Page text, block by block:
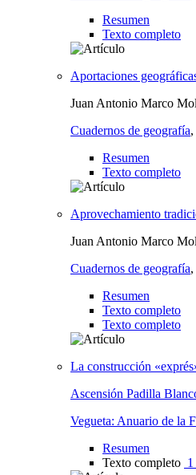
Resumen
Texto completo
Aportaciones
Juan Antonio Marco
Cuadernos de geografía,
Resumen
Texto completo
Aprovechamiento
Juan Antonio Marco
Cuadernos de geografía,
Resumen
Texto completo
Texto completo
La construcción
Ascensión Padilla
Vegueta: Anuario de la
Resumen
Texto completo 1